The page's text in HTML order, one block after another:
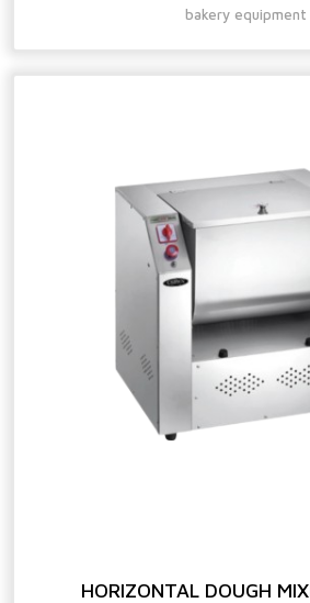
bakery equipment
HORIZONTAL DOUGH